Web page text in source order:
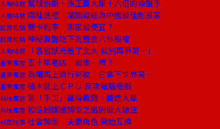
人物特寫 幫錢伯斯、孫正義大賺十六倍的操盤手
人物特寫 兩種洗禮 讓閻焱成為中國最佳創投家
投資焦點 雙卡利率 哪家最便宜？
投資焦點 神秘買盤吃下兆豐金六％股權
人物特寫 「各省狀元進了北大 就別再爭第一」
產業風雲 五十年老店 最後一搏？
產業風雲 為鐵馬上流行彩妝 它拿下世界第一
產業風雲 積木裝上ＣＰＵ 反攻電腦遊戲
科技風雲 靠「手工」贏得戴爾、廣達大單
科技風雲 和信超媒體轉型之路的最大賭注
封面故事 社會轉型 夫妻角色 開始互換